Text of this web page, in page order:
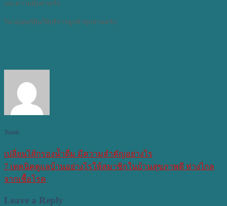
และความคุ้มค่าครับ
วินวอเตอร์ยินให้บริการลูกค้าทุกท่านครับ
Yanii
เปลี่ยนไส้กรองน้ำดื่ม มีความสำคัญอย่างไร
7 เทคนิคดูแลบ้านอย่างไรให้สมาชิกในบ้านสุขภาพดี ห่างไกล
จากเชื้อโรค
Leave a Reply